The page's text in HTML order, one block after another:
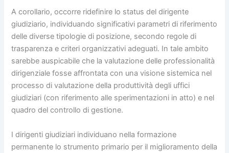
A corollario, occorre ridefinire lo status del dirigente
giudiziario, individuando significativi parametri di riferimento
delle diverse tipologie di posizione, secondo regole di
trasparenza e criteri organizzativi adeguati. In tale ambito
sarebbe auspicabile che la valutazione delle professionalità
dirigenziale fosse affrontata con una visione sistemica nel
processo di valutazione della produttività degli uffici
giudiziari (con riferimento alle sperimentazioni in atto) e nel
quadro del controllo di gestione.
I dirigenti giudiziari individuano nella formazione
permanente lo strumento primario per il miglioramento della